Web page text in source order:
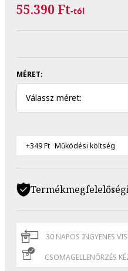
55.390 Ft-tól
MÉRET:
Válassz méret:
+349 Ft Működési költség
30 NAPOS INGYENES
CSOMAGELLENŐRZÉS